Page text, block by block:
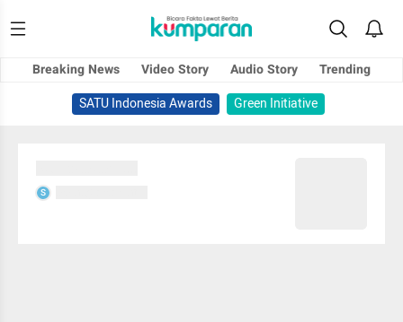
Breaking News Video Story Audio Story
Trending
SATU Indonesia Awards
Green Initiative
S